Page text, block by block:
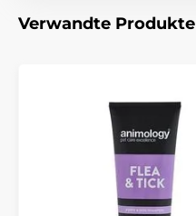
Verwandte Produkte